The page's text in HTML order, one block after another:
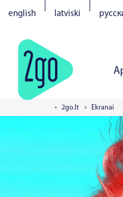
english latviski
Vilnius
Tartu
2go.lt Ekranai